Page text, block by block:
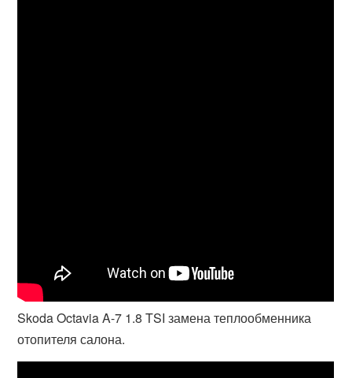
Skoda Octavia A-7 1.8 TSI замена теплообменника
отопителя салона.